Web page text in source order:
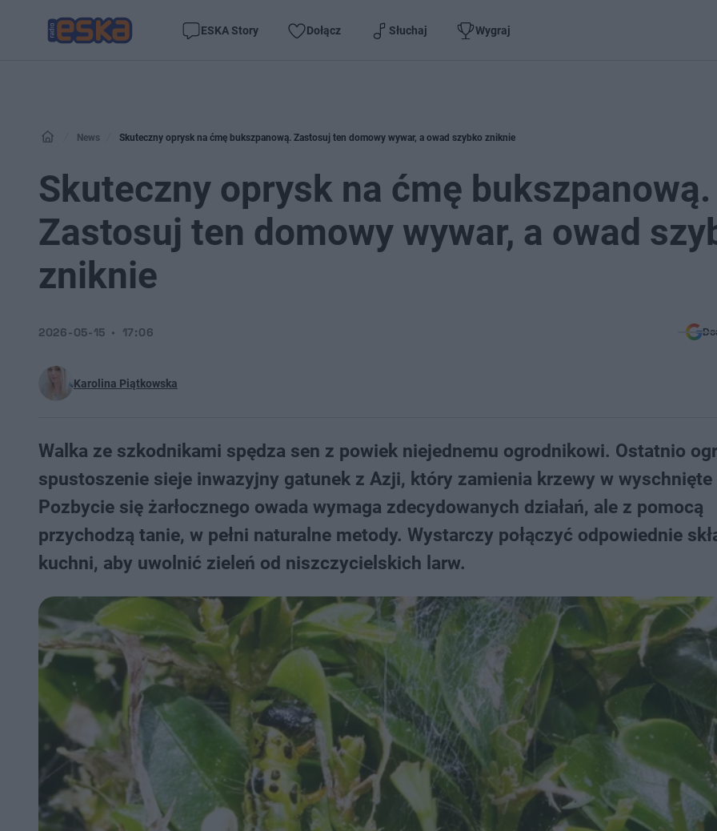
ESKA Story Dołącz Słuchaj Wygraj
News Skuteczny oprysk na ćmę bukszpanową. Zastosuj ten domowy wywar, a owad szybko zniknie
Skuteczny oprysk na ćmę bukszpanową.
Zastosuj ten domowy wywar, a owad
zniknie
Karolina Piątkowska
2026-05-15 17:06
Walka ze szkodnikami spędza sen z powiek niejednemu ogrodnikowi. Ostatnio
spustoszenie sieje inwazyjny gatunek z Azji, który zamienia krzewy w wyschnięte
Pozbycie się żarłocznego owada wymaga zdecydowanych działań, ale z pomocą
przychodzą tanie, w pełni naturalne metody. Wystarczy połączyć odpowiednie
kuchni, aby uwolnić zieleń od niszczycielskich larw.